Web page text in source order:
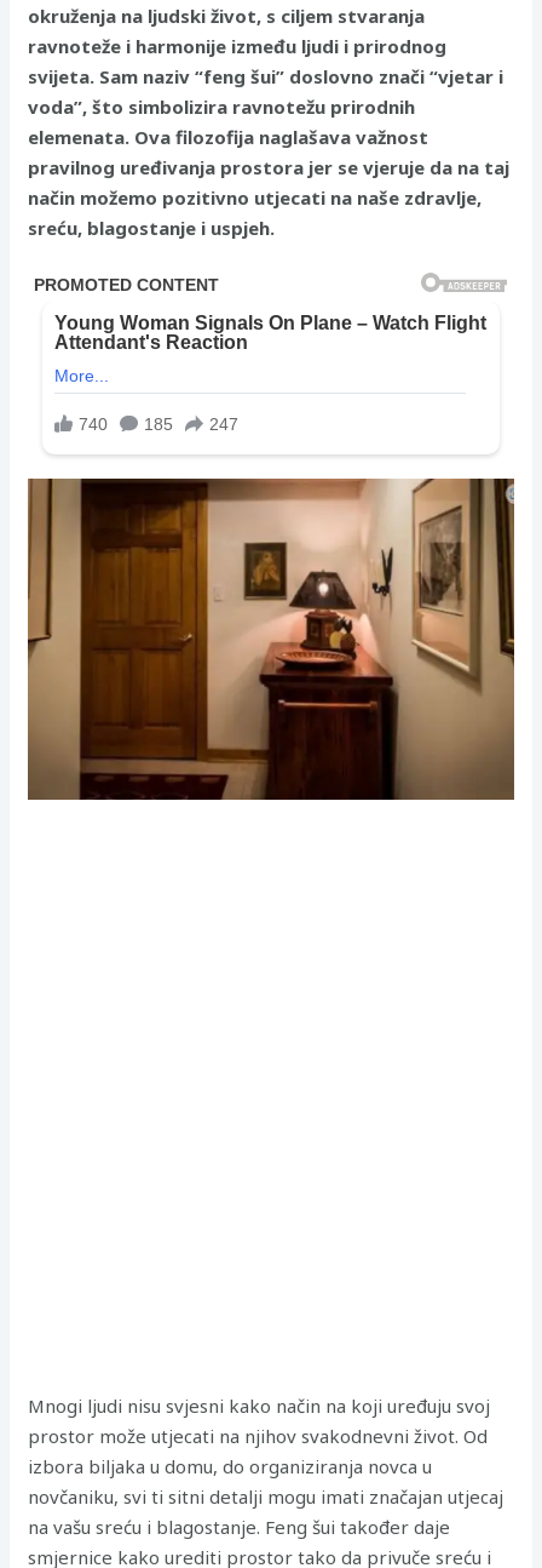
okruženja na ljudski život, s ciljem stvaranja
ravnoteže i harmonije između ljudi i prirodnog
svijeta. Sam naziv “feng šui” doslovno znači “vjetar i
voda”, što simbolizira ravnotežu prirodnih
elemenata. Ova filozofija naglašava važnost
pravilnog uređivanja prostora jer se vjeruje da na taj
način možemo pozitivno utjecati na naše zdravlje,
sreću, blagostanje i uspjeh.
Mnogi ljudi nisu svjesni kako način na koji uređuju svoj
prostor može utjecati na njihov svakodnevni život. Od
izbora biljaka u domu, do organiziranja novca u
novčaniku, svi ti sitni detalji mogu imati značajan utjecaj
na vašu sreću i blagostanje. Feng šui također daje
smjernice kako urediti prostor tako da privuče sreću i